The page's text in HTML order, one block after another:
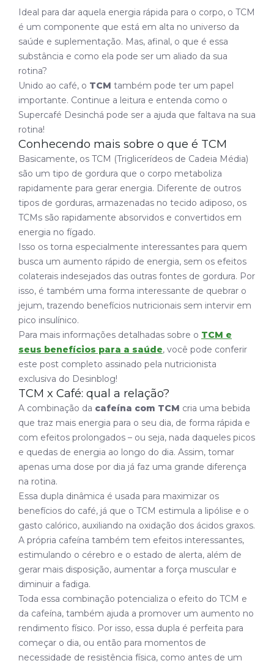
Ideal para dar aquela energia rápida para o corpo, o TCM
é um componente que está em alta no universo da
saúde e suplementação. Mas, afinal, o que é essa
substância e como ela pode ser um aliado da sua
rotina?
Unido ao café, o TCM também pode ter um papel
importante. Continue a leitura e entenda como o
Supercafé Desinchá pode ser a ajuda que faltava na sua
rotina!
Conhecendo mais sobre o que é TCM
Basicamente, os TCM (Triglicerídeos de Cadeia Média)
são um tipo de gordura que o corpo metaboliza
rapidamente para gerar energia. Diferente de outros
tipos de gorduras, armazenadas no tecido adiposo, os
TCMs são rapidamente absorvidos e convertidos em
energia no fígado.
Isso os torna especialmente interessantes para quem
busca um aumento rápido de energia, sem os efeitos
colaterais indesejados das outras fontes de gordura. Por
isso, é também uma forma interessante de quebrar o
jejum, trazendo benefícios nutricionais sem intervir em
pico insulínico.
Para mais informações detalhadas sobre o TCM e
seus benefícios para a saúde, você pode conferir
este post completo assinado pela nutricionista
exclusiva do Desinblog!
TCM x Café: qual a relação?
A combinação da cafeína com TCM cria uma bebida
que traz mais energia para o seu dia, de forma rápida e
com efeitos prolongados – ou seja, nada daqueles picos
e quedas de energia ao longo do dia. Assim, tomar
apenas uma dose por dia já faz uma grande diferença
na rotina.
Essa dupla dinâmica é usada para maximizar os
benefícios do café, já que o TCM estimula a lipólise e o
gasto calórico, auxiliando na oxidação dos ácidos graxos.
A própria cafeína também tem efeitos interessantes,
estimulando o cérebro e o estado de alerta, além de
gerar mais disposição, aumentar a força muscular e
diminuir a fadiga.
Toda essa combinação potencializa o efeito do TCM e
da cafeína, também ajuda a promover um aumento no
rendimento físico. Por isso, essa dupla é perfeita para
começar o dia, ou então para momentos de
necessidade de resistência física, como antes de um